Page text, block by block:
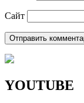
Сайт
YOUTUBE